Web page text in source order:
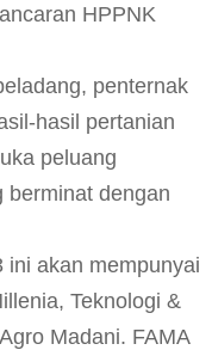
HPPNK
penternak
hasil pertanian
peluang
berminat dengan
ini akan mempunyai
Teknologi &
Madani. FAMA